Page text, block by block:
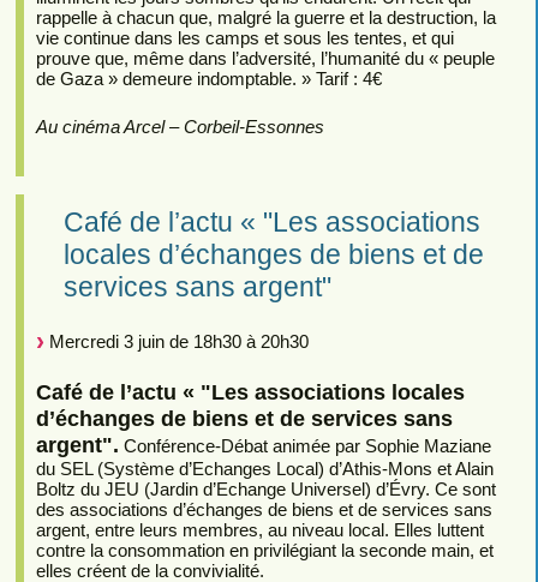
rappelle à chacun que, malgré la guerre et la destruction, la
vie continue dans les camps et sous les tentes, et qui
prouve que, même dans l’adversité, l’humanité du « peuple
de Gaza » demeure indomptable. » Tarif : 4€
Au cinéma Arcel – Corbeil-Essonnes
Café de l’actu « "Les associations
locales d’échanges de biens et de
services sans argent"
Mercredi 3 juin de 18h30 à 20h30
Café de l’actu « "Les associations locales
d’échanges de biens et de services sans
argent". Conférence-Débat animée par Sophie Maziane
du SEL (Système d’Echanges Local) d’Athis-Mons et Alain
Boltz du JEU (Jardin d’Echange Universel) d’Évry. Ce sont
des associations d’échanges de biens et de services sans
argent, entre leurs membres, au niveau local. Elles luttent
contre la consommation en privilégiant la seconde main, et
elles créent de la convivialité.